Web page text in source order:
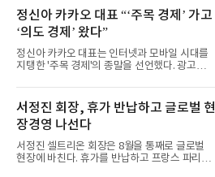
정신아 카카오 대표 “‘주목 경제’ 가고
‘의도 경제’ 왔다”
정신아 카카오 대표는 인터넷과 모바일 시대를
지탱한 '주목 경제'의 종말을 선언했다. 광고를
서정진 회장, 휴가 반납하고 글로벌 현
장경영 나선다
서정진 셀트리온 회장은 8월을 통째로 글로벌
현장에 바친다. 휴가를 반납하고 프랑스 파리에